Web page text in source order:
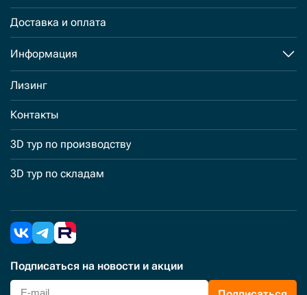
Доставка и оплата
Информация
Лизинг
Контакты
3D тур по производству
3D тур по складам
Подписаться на новости и акции